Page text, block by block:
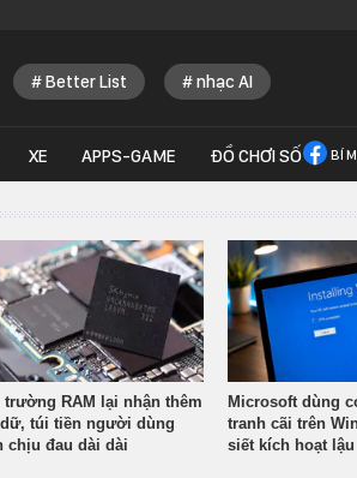
Better List nhạc AI
XE APPS-GAME ĐỒ CHƠI SỐ BÍ
trường RAM lại nhận thêm
túi tiền người dùng
chịu đau dài dài
Microsoft dùng
tranh cãi trên
siết kích hoạt lậu